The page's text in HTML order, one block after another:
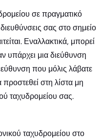
σε πραγματικό
σας στο σημείο
Εναλλακτικά, μπορεί
υπάρχει μια διεύθυνση
που μόλις λάβατε
στη λίστα μη
ταχυδρομείου σας.
ταχυδρομείου στο